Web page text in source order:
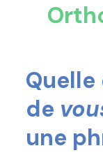
Quelle
de
une